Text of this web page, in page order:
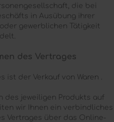
die bei
in Ausübung ihrer
gewerblichen Tätigkeit
des Vertrages
ist der Verkauf von Waren .
des jeweiligen Produkts auf
wir Ihnen ein verbindliches
Vertrages über das Online-